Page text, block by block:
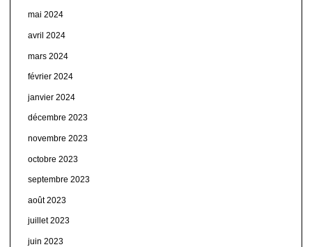
mai 2024
avril 2024
mars 2024
février 2024
janvier 2024
décembre 2023
novembre 2023
octobre 2023
septembre 2023
août 2023
juillet 2023
juin 2023